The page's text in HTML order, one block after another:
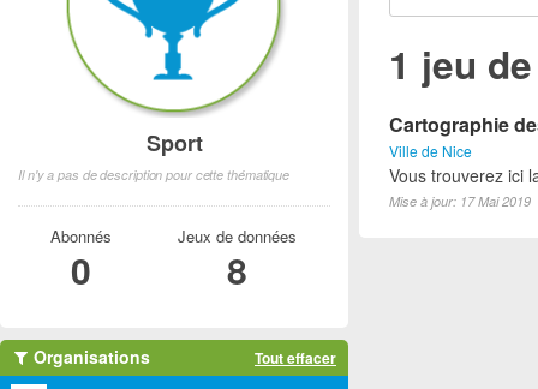
1 jeu
Cartographie
Ville de Nice
Vous trouverez ici
Mise à jour: 17 Mai 2019
Sport
Il n'y a pas de description pour cette thématique
Abonnés
0
Jeux de données
8
Organisations Tout effacer